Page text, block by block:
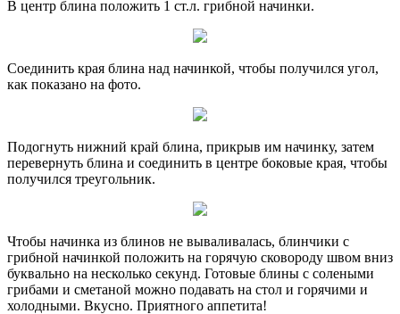
В центр блина положить 1 ст.л. грибной начинки.
Соединить края блина над начинкой, чтобы получился угол,
как показано на фото.
Подогнуть нижний край блина, прикрыв им начинку, затем
перевернуть блина и соединить в центре боковые края, чтобы
получился треугольник.
Чтобы начинка из блинов не вываливалась, блинчики с
грибной начинкой положить на горячую сковороду швом вниз
буквально на несколько секунд. Готовые блины с солеными
грибами и сметаной можно подавать на стол и горячими и
холодными. Вкусно. Приятного аппетита!